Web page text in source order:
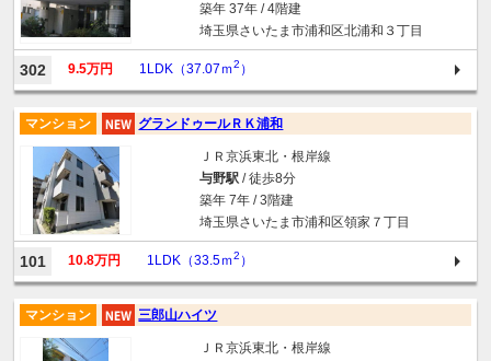
築年 37年 / 4階建
埼玉県さいたま市浦和区北浦和３丁目
302 9.5万円 1LDK（37.07ｍ2 ）
マンション グランドゥールＲＫ浦和
ＪＲ京浜東北・根岸線
与野駅/ 徒歩8分
築年 7年 / 3階建
埼玉県さいたま市浦和区領家７丁目
101 10.8万円 1LDK（33.5ｍ2 ）
マンション 三郎山ハイツ
ＪＲ京浜東北・根岸線